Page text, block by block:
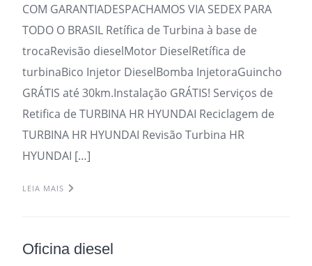
COM GARANTIADESPACHAMOS VIA SEDEX PARA
TODO O BRASIL Retífica de Turbina à base de
trocaRevisão dieselMotor DieselRetífica de
turbinaBico Injetor DieselBomba InjetoraGuincho
GRÁTIS até 30km.Instalação GRÁTIS! Serviços de
Retifica de TURBINA HR HYUNDAI Reciclagem de
TURBINA HR HYUNDAI Revisão Turbina HR
HYUNDAI […]
LEIA MAIS
Oficina diesel